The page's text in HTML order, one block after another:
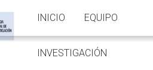
INICIO EQUIPO
INVESTIGACIÓN